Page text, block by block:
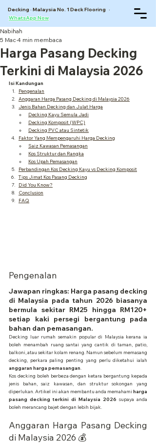
Decking · Malaysia No. 1 Deck Flooring ·
WhatsApp Now
Harga Pasang Decking
Terkini di Malaysia 2026
Nabihah
5 Mac 4 min membaca
Isi Kandungan
Pengenalan
Anggaran Harga Pasang Decking di Malaysia 2026
Jenis Bahan Decking dan Julat Harga
Decking Kayu Semula Jadi
Decking Komposit (WPC)
Decking PVC atau Sintetik
Faktor Yang Mempengaruhi Harga Decking
Saiz Kawasan Pemasangan
Kos Struktur dan Rangka
Kos Upah Pemasangan
Perbandingan Kos Decking Kayu vs Decking Komposit
Tips Jimat Kos Pasang Decking
Did You Know?
Conclusion
FAQ
Pengenalan
Jawapan ringkas: Harga pasang decking
di Malaysia pada tahun 2026 biasanya
bermula sekitar RM25 hingga RM120+
setiap kaki persegi bergantung pada
bahan dan pemasangan.
Decking luar rumah semakin popular di Malaysia kerana ia
boleh menambah ruang santai yang cantik di taman, patio,
balkoni, atau sekitar kolam renang. Namun sebelum memasang
anggaran harga pemasangan.
Kos decking boleh berbeza dengan ketara bergantung kepada
jenis bahan, saiz kawasan, dan struktur sokongan yang
diperlukan. Artikel ini akan membantu anda memahami harga
pasang decking terkini di Malaysia 2026 supaya anda
boleh merancang bajet dengan lebih bijak.
Anggaran Harga Pasang Decking
di Malaysia 2026 💰